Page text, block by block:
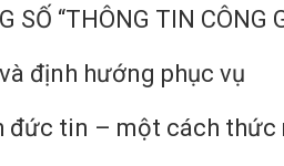
SỐ “THÔNG TIN CÔNG
định hướng phục vụ
đức tin – một cách thức